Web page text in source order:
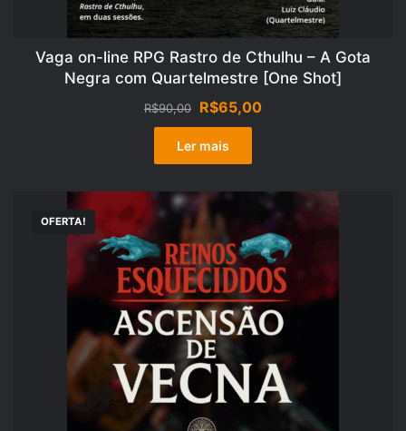
Vaga on-line RPG Rastro de Cthulhu – A Gota
Negra com Quartelmestre [One Shot]
R$90,00
O
preço
original
era:
R$65,00O
Ler mais
OFERTA!